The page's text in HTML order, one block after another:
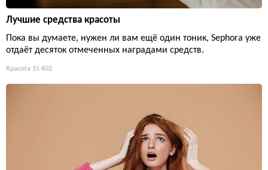
Лучшие средства красоты
Пока вы думаете, нужен ли вам ещё один тоник, Sephora уже
отдаёт десяток отмеченных наградами средств.
Красота 15 602